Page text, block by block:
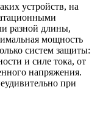
устройств, на
разной длины,
мощность
систем защиты:
и силе тока, от
напряжения.
при